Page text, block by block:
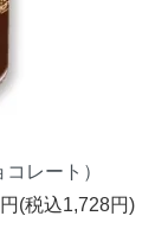
レート）
(税込1,728円)